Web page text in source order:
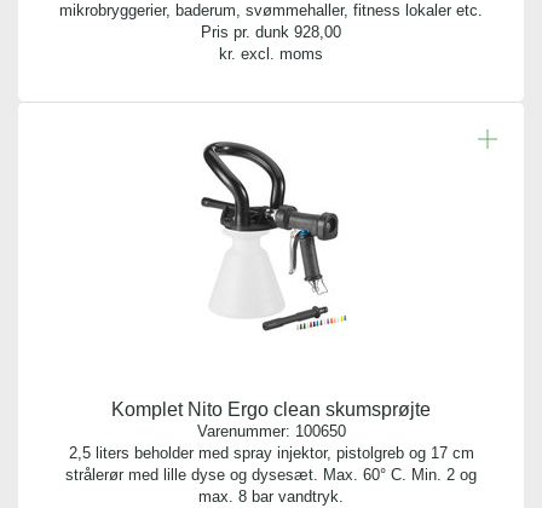
mikrobryggerier, baderum, svømmehaller, fitness lokaler etc.
Pris pr. dunk 928,00
kr. excl. moms
Komplet Nito Ergo clean skumsprøjte
Varenummer: 100650
2,5 liters beholder med spray injektor, pistolgreb og 17 cm
strålerør med lille dyse og dysesæt. Max. 60° C. Min. 2 og
max. 8 bar vandtryk.